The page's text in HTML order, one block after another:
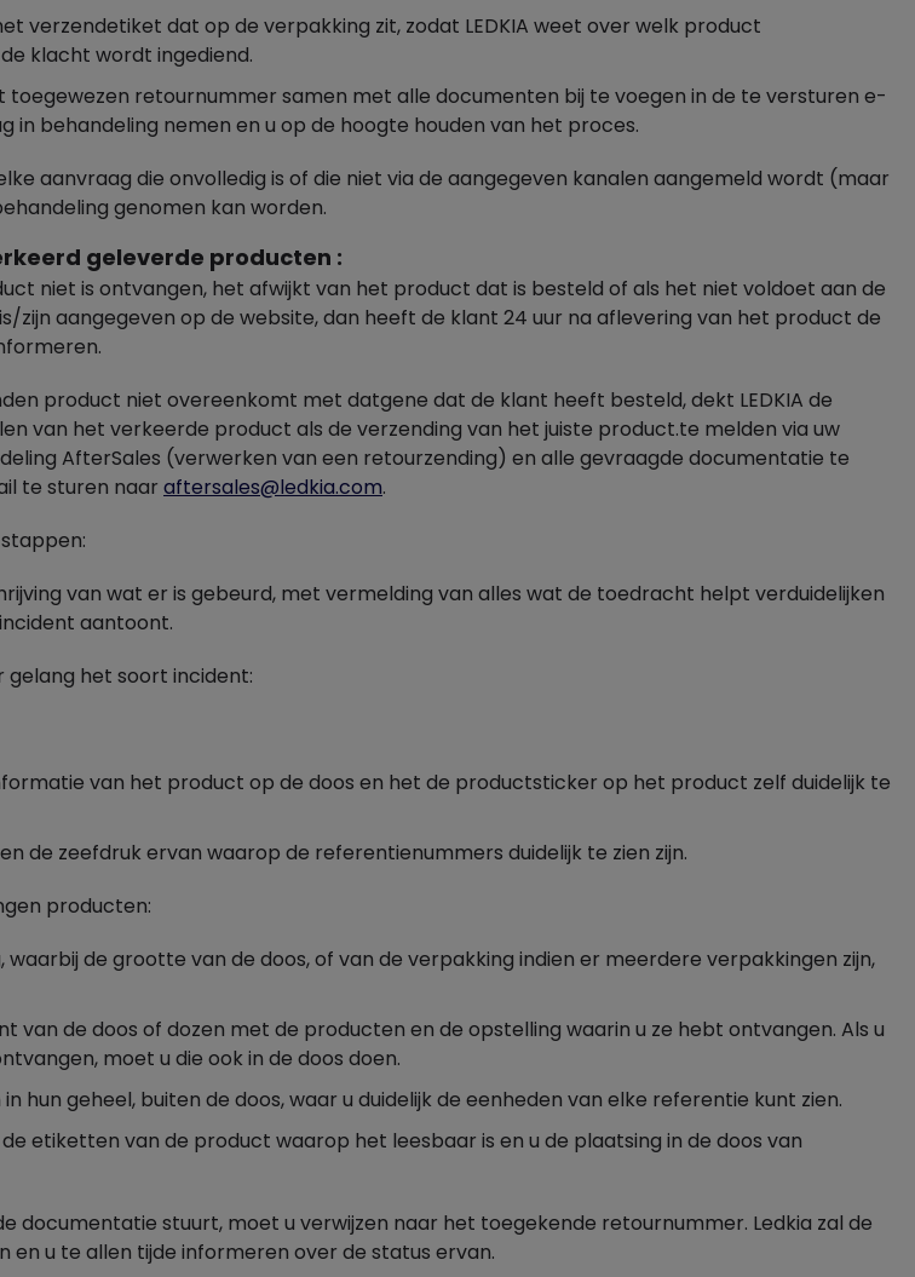
verzendetiket dat op de verpakking zit, zodat LEDKIA weet over welk product
klacht wordt ingediend.
toegewezen retournummer samen met alle documenten bij te voegen in de te versturen e-
in behandeling nemen en u op de hoogte houden van het proces.
aanvraag die onvolledig is of die niet via de aangegeven kanalen aangemeld wordt (maar
genomen kan worden.
geleverde producten :
niet is ontvangen, het afwijkt van het product dat is besteld of als het niet voldoet aan de
zijn aangegeven op de website, dan heeft de klant 24 uur na aflevering van het product de
product niet overeenkomt met datgene dat de klant heeft besteld, dekt LEDKIA de
van het verkeerde product als de verzending van het juiste product.te melden via uw
AfterSales (verwerken van een retourzending) en alle gevraagde documentatie te
te sturen naar aftersales@ledkia.com.
van wat er is gebeurd, met vermelding van alles wat de toedracht helpt verduidelijken
aantoont.
gelang het soort incident:
van het product op de doos en het de productsticker op het product zelf duidelijk te
de zeefdruk ervan waarop de referentienummers duidelijk te zien zijn.
producten:
de grootte van de doos, of van de verpakking indien er meerdere verpakkingen zijn,
van de doos of dozen met de producten en de opstelling waarin u ze hebt ontvangen. Als u
moet u die ook in de doos doen.
hun geheel, buiten de doos, waar u duidelijk de eenheden van elke referentie kunt zien.
etiketten van de product waarop het leesbaar is en u de plaatsing in de doos van
documentatie stuurt, moet u verwijzen naar het toegekende retournummer. Ledkia zal de
en u te allen tijde informeren over de status ervan.